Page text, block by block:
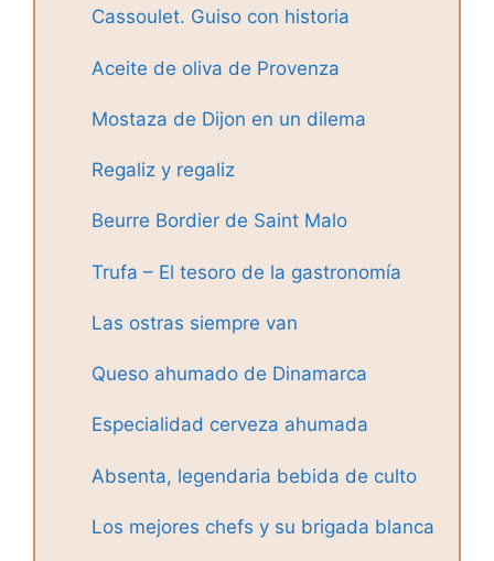
Cassoulet. Guiso con historia
Aceite de oliva de Provenza
Mostaza de Dijon en un dilema
Regaliz y regaliz
Beurre Bordier de Saint Malo
Trufa – El tesoro de la gastronomía
Las ostras siempre van
Queso ahumado de Dinamarca
Especialidad cerveza ahumada
Absenta, legendaria bebida de culto
Los mejores chefs y su brigada blanca